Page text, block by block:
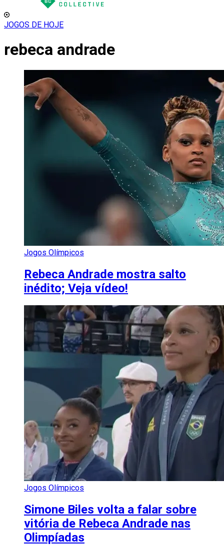
JOGOS DE HOJE
rebeca andrade
Jogos Olímpicos
Rebeca Andrade mostra salto
inédito; Veja vídeo!
Jogos Olímpicos
Simone Biles volta a falar sobre
vitória de Rebeca Andrade nas
Olimpíadas